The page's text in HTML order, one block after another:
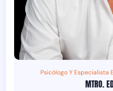
Psicólogo Y Especialista
MTRO.